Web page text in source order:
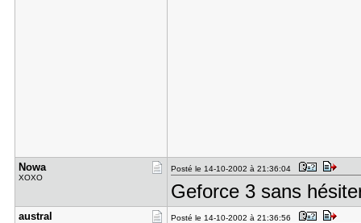
Nowa
XOXO
Posté le 14-10-2002 à 21:36:04
Geforce 3 sans
austral Posté le 14-10-2002 à 21:36:56